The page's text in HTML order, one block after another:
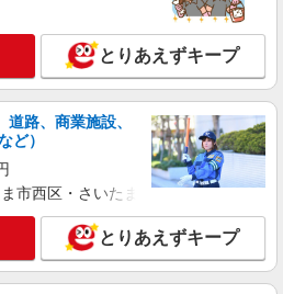
とりあえずキープ
路、商業施設、
ど）
市西区・さいたま市岩槻区・久喜市・
とりあえずキープ